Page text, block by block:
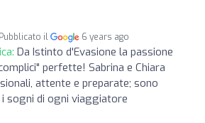
Pubblicato il 6 years ago
Da Istinto d'Evasione la passione
perfette! Sabrina e Chiara
attente e preparate; sono
i sogni di ogni viaggiatore